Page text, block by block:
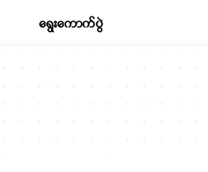
ရွေးကောက်ပွဲ